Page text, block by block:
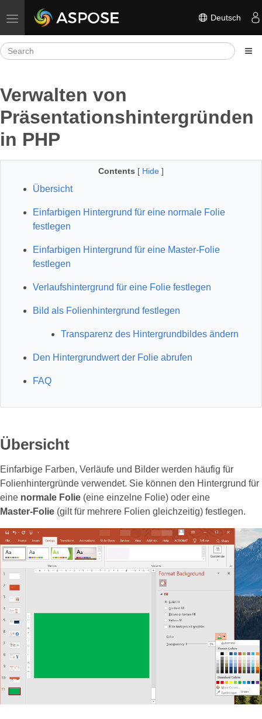
Toggle navigation Deutsch
Verwalten von
Präsentationshintergründen
in PHP
Contents [ Hide ]
Übersicht
Einfarbigen Hintergrund für eine normale Folie
festlegen
Einfarbigen Hintergrund für eine Master‑Folie
festlegen
Verlaufshintergrund für eine Folie festlegen
Bild als Folienhintergrund festlegen
Transparenz des Hintergrundbildes ändern
Den Hintergrundwert der Folie abrufen
FAQ
Übersicht
Einfarbige Farben, Verläufe und Bilder werden häufig für
Folienhintergründe verwendet. Sie können den Hintergrund für
eine normale Folie (eine einzelne Folie) oder eine
Master‑Folie (gilt für mehrere Folien gleichzeitig) festlegen.